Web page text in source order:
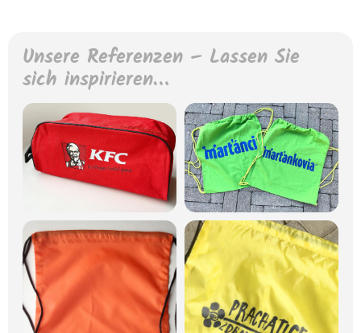
Unsere Referenzen – Lassen Sie
sich inspirieren…